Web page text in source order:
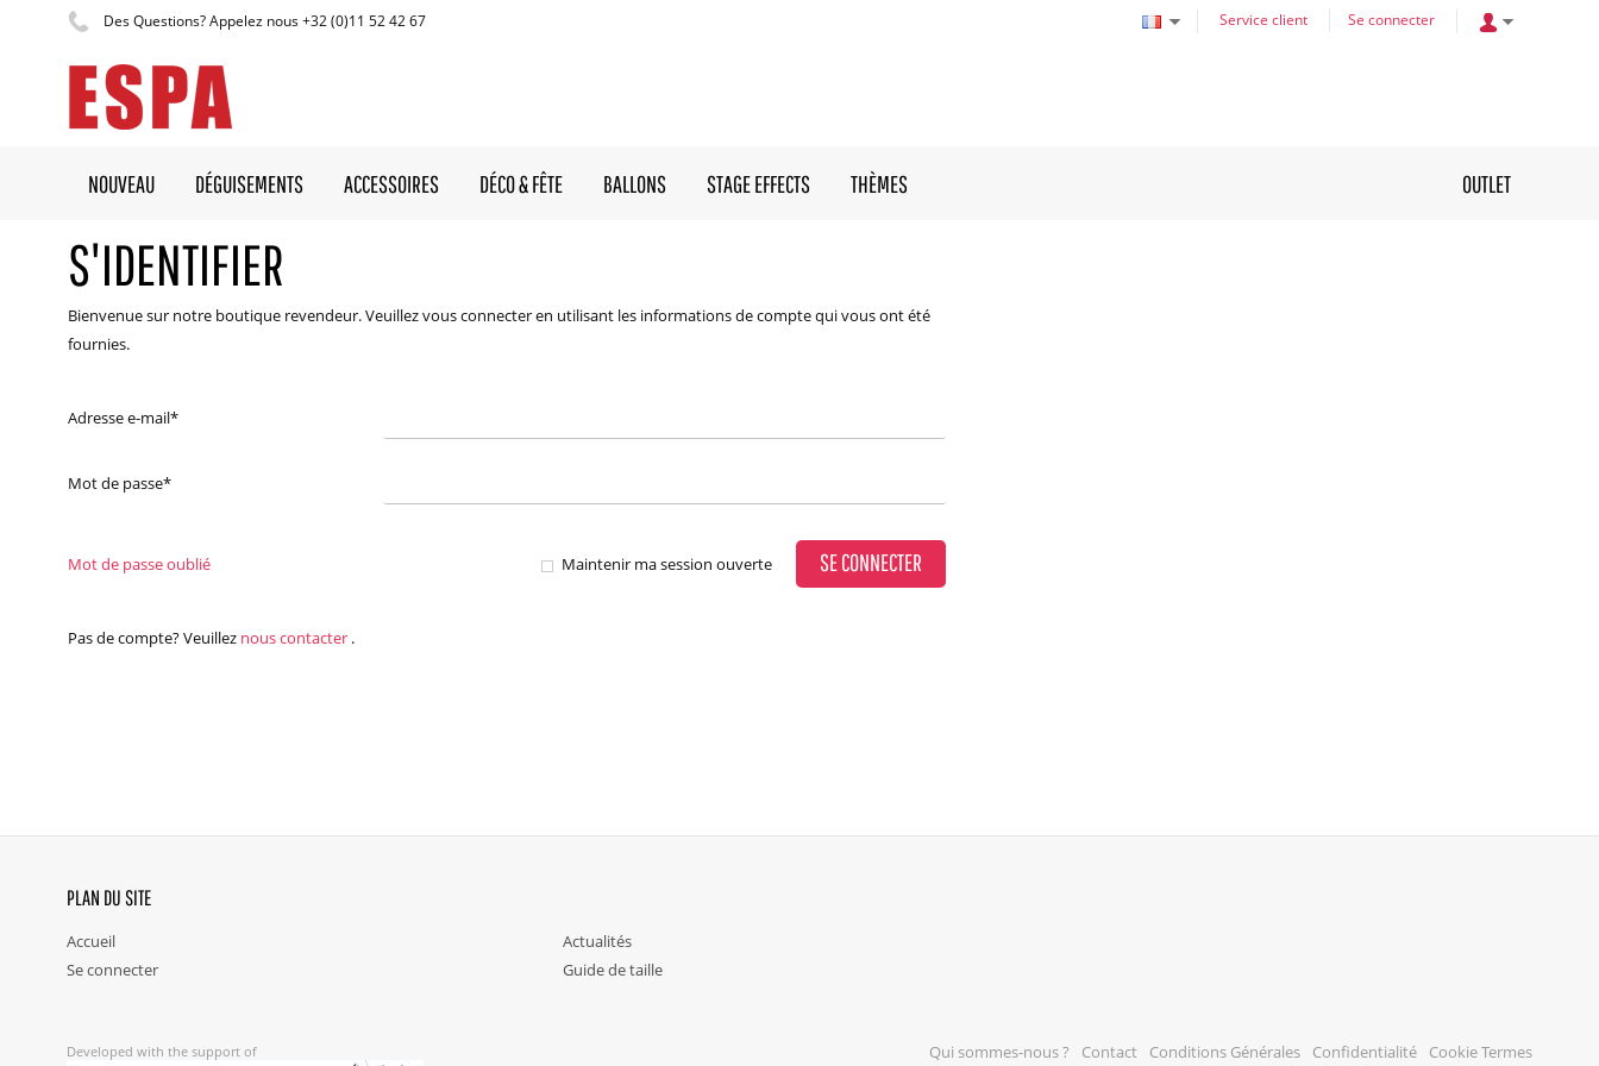
Des Questions? Appelez nous +32 (0)11 52 42 67 Service client Se connecter
NOUVEAU DÉGUISEMENTS ACCESSOIRES DÉCO & FÊTE BALLONS STAGE EFFECTS THÈMES OUTLET
S'IDENTIFIER
Bienvenue sur notre boutique revendeur. Veuillez vous connecter en utilisant les informations de compte qui vous ont été
fournies.
Adresse e-mail*
Mot de passe*
Mot de passe oublié Maintenir ma session ouverte SE CONNECTER
Pas de compte? Veuillez nous contacter .
PLAN DU SITE
Accueil
Se connecter
Actualités
Guide de taille
Developed with the support of Qui sommes-nous ? Contact Conditions Générales Confidentialité Cookie Termes